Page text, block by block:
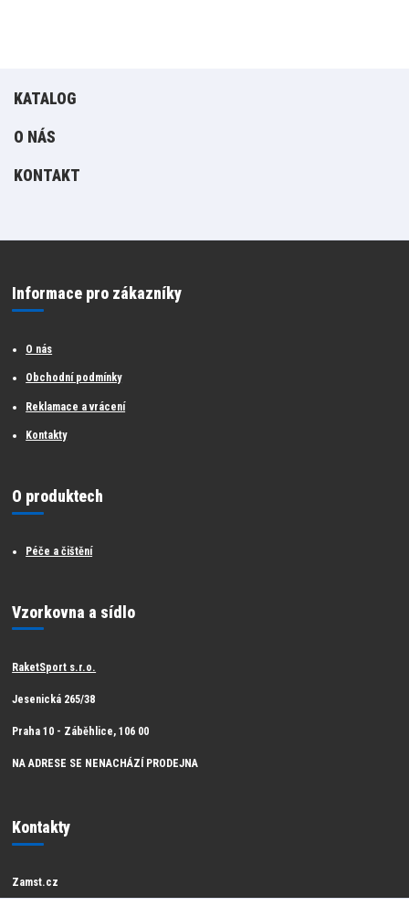
KATALOG
O NÁS
KONTAKT
Informace pro zákazníky
O nás
Obchodní podmínky
Reklamace a vrácení
Kontakty
O produktech
Péče a čištění
Vzorkovna a sídlo
RaketSport s.r.o.
Jesenická 265/38
Praha 10 - Záběhlice, 106 00
NA ADRESE SE NENACHÁZÍ PRODEJNA
Kontakty
Zamst.cz